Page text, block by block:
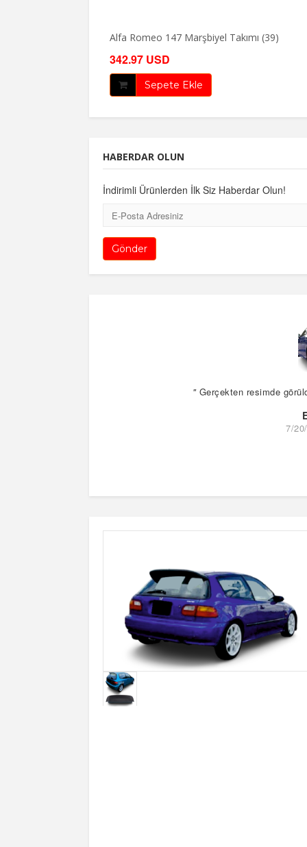
Alfa Romeo 147 Marşbiyel Takımı (39)
342.97 USD
Sepete Ekle
HABERDAR OLUN
İndirimli Ürünlerden İlk Siz Haberdar Olun!
Posta
Gönder
"Gerçekten resimde
7/